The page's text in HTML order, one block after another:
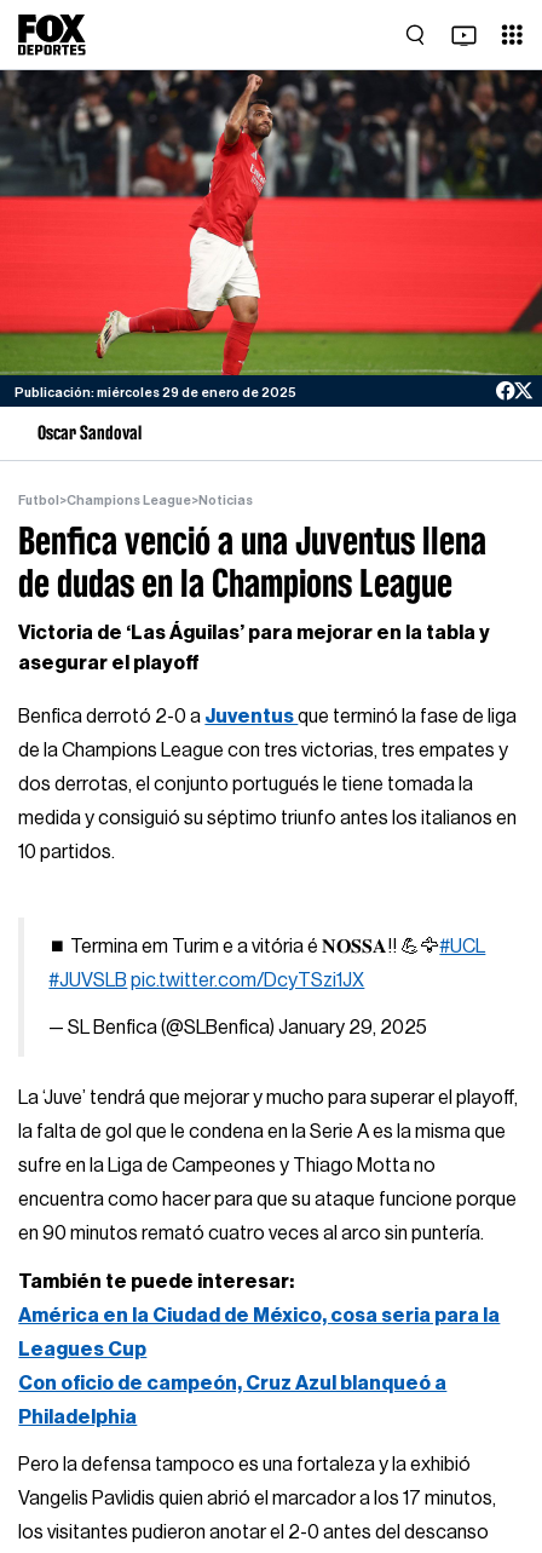
Publicación: miércoles 29 de enero de 2025
Oscar Sandoval
Futbol >Champions League>Noticias
Benfica venció a una Juventus llena
de dudas en la Champions League
Victoria de ‘Las Águilas’ para mejorar en la tabla y
asegurar el playoff
Benfica derrotó 2-0 a Juventusque terminó la fase de liga
de la Champions League con tres victorias, tres empates y
dos derrotas, el conjunto portugués le tiene tomada la
medida y consiguió su séptimo triunfo antes los italianos en
10 partidos.
⏹️ Termina em Turim e a vitória é 𝐍𝐎𝐒𝐒𝐀!! 💪🦅#UCL
#JUVSLB pic.twitter.com/DcyTSzi1JX
— SL Benfica (@SLBenfica)January 29, 2025
La ‘Juve’ tendrá que mejorar y mucho para superar el playoff,
la falta de gol que le condena en la Serie A es la misma que
sufre en la Liga de Campeones y Thiago Motta no
encuentra como hacer para que su ataque funcione porque
en 90 minutos remató cuatro veces al arco sin puntería.
También te puede interesar:
América en la Ciudad de México, cosa seria para la
Leagues Cup
Con oficio de campeón, Cruz Azul blanqueó a
Philadelphia
Pero la defensa tampoco es una fortaleza y la exhibió
Vangelis Pavlidis quien abrió el marcador a los 17 minutos,
los visitantes pudieron anotar el 2-0 antes del descanso